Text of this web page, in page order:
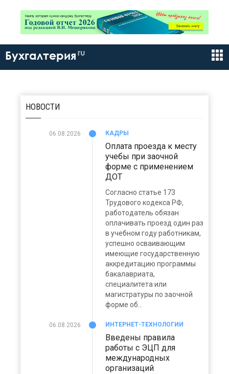
Бухгалтерия ru
НОВОСТИ
06.08.2026 КАДРЫ
Оплата проезда к месту
учебы при заочной
форме с применением
ДОТ
Согласно статье 173
Трудового кодекса РФ,
работодатель обязан
оплачивать проезд один раз
в учебном году работникам,
успешно осваивающим
имеющие государственную
аккредитацию программы
бакалавриата,
специалитета или
магистратуры по заочной
форме об...
06.08.2026 ИНТЕРНЕТ-ТЕХНОЛОГИИ
Введены правила
работы с ЭЦП для
международных
организаций